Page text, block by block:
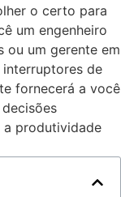
o certo para
um engenheiro
ou um gerente em
interruptores de
fornecerá a você
a produtividade